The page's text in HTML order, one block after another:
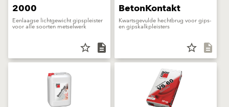
2000
Eenlaagse lichtgewicht gipspleister
voor alle soorten metselwerk
star_border description
BetonKontakt
Kwartsgevulde hechtbrug voor gips-
en gipskalkpleisters
star_border description